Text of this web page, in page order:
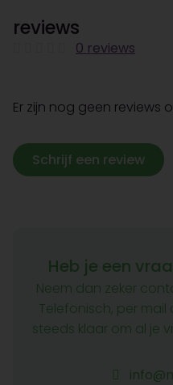
reviews
0 reviews
Er zijn nog geen reviews
Schrijf een review
Heb je een
Neem dan zeker
Telefonisch, per mail
steeds klaar om al je